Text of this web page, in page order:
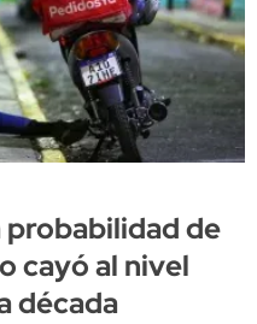
probabilidad de
cayó al nivel
década